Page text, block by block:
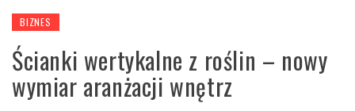
BIZNES
Ścianki wertykalne z roślin – nowy
wymiar aranżacji wnętrz